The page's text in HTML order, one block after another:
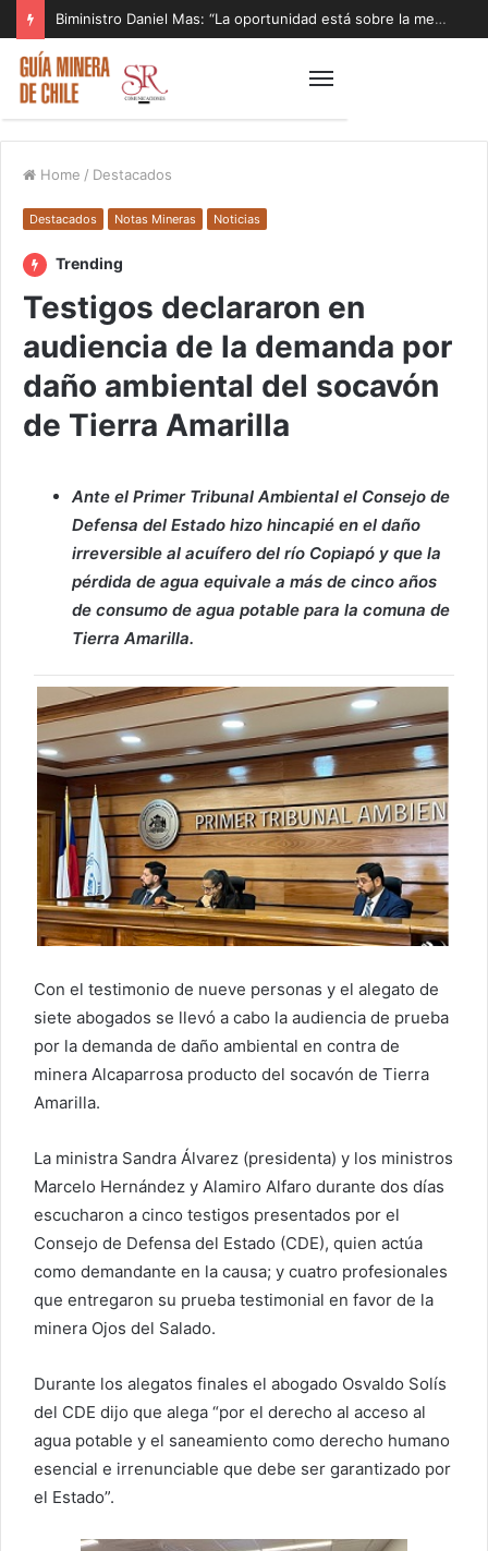
Biministro Daniel Mas: “La oportunidad está sobre la mesa y tenemos que aprovecharla”
Home / Destacados
Destacados Notas Mineras Noticias
Trending
Testigos declararon en
audiencia de la demanda por
daño ambiental del socavón
de Tierra Amarilla
Ante el Primer Tribunal Ambiental el Consejo de
Defensa del Estado hizo hincapié en el daño
irreversible al acuífero del río Copiapó y que la
pérdida de agua equivale a más de cinco años
de consumo de agua potable para la comuna de
Tierra Amarilla.
Con el testimonio de nueve personas y el alegato de
siete abogados se llevó a cabo la audiencia de prueba
por la demanda de daño ambiental en contra de
minera Alcaparrosa producto del socavón de Tierra
Amarilla.
La ministra Sandra Álvarez (presidenta) y los ministros
Marcelo Hernández y Alamiro Alfaro durante dos días
escucharon a cinco testigos presentados por el
Consejo de Defensa del Estado (CDE), quien actúa
como demandante en la causa; y cuatro profesionales
que entregaron su prueba testimonial en favor de la
minera Ojos del Salado.
Durante los alegatos finales el abogado Osvaldo Solís
del CDE dijo que alega “por el derecho al acceso al
agua potable y el saneamiento como derecho humano
esencial e irrenunciable que debe ser garantizado por
el Estado”.